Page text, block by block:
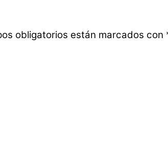
obligatorios están marcados con